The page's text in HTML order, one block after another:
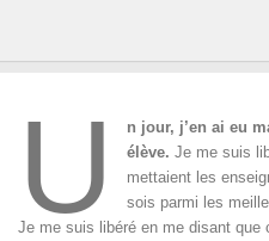
U
n jour, j’en ai eu
élève.Je me suis
mettaient les
sois parmi les
Je me suis libéré en me disant que